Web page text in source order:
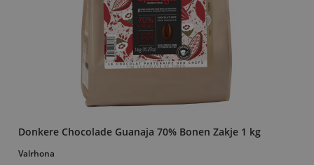
Donkere Chocolade Guanaja 70% Bonen Zakje 1 kg
Valrhona